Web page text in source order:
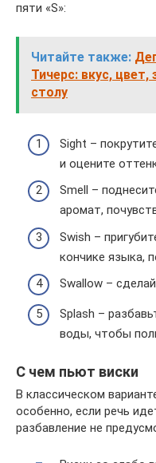
пяти «S»:
Читайте также:
Тичерс: вкус, цвет,
столу
Sight –
и оцените
Smell –
аромат,
Swish –
кончике языка,
Swallow –
Splash –
воды, чтобы
С чем пьют виски
В классическом
особенно, если речь
разбавление не